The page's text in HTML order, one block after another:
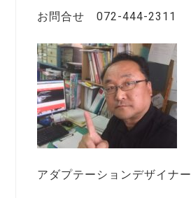
お問合せ 072-444-2311
アダプテーションデザイナー